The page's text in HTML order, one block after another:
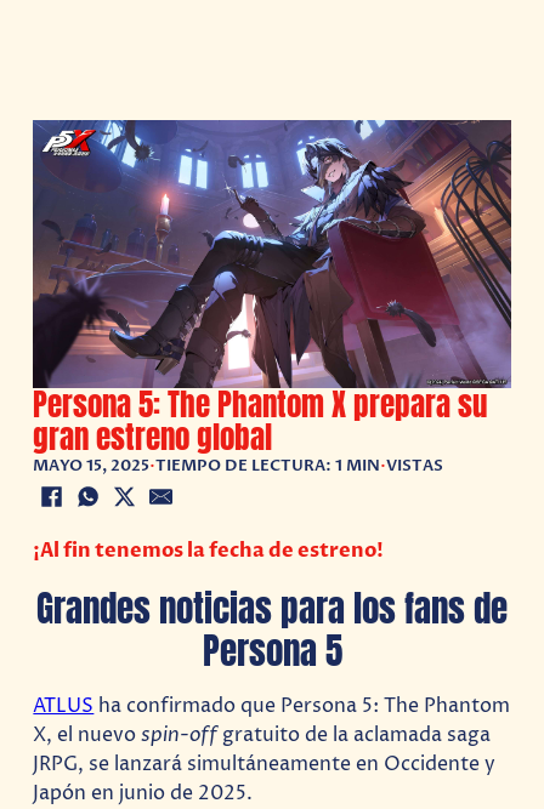
Persona 5: The Phantom X prepara su
gran estreno global
MAYO 15, 2025•TIEMPO DE LECTURA: 1 MIN•VISTAS
¡Al fin tenemos la fecha de estreno!
Grandes noticias para los fans de
Persona 5
ATLUSha confirmado que Persona 5: The Phantom
X, el nuevospin-offgratuito de la aclamada saga
JRPG, se lanzará simultáneamente en Occidente y
Japón en junio de 2025.